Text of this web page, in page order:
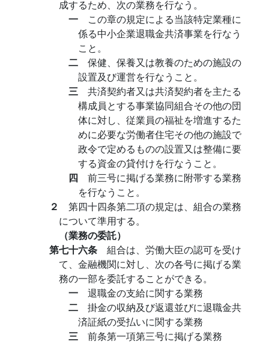
成するため、次の業務を行なう。
一 この章の規定による当該特定業種に
係る中小企業退職金共済事業を行なう
こと。
二 保健、保養又は教養のための施設の
設置及び運営を行なうこと。
三 共済契約者又は共済契約者を主たる
構成員とする事業協同組合その他の団
体に対し、従業員の福祉を増進するた
めに必要な労働者住宅その他の施設で
政令で定めるものの設置又は整備に要
する資金の貸付けを行なうこと。
四 前三号に掲げる業務に附帯する業務
を行なうこと。
２ 第四十四条第二項の規定は、組合の業務
について準用する。
（業務の委託）
第七十六条 組合は、労働大臣の認可を受け
て、金融機関に対し、次の各号に掲げる業
務の一部を委託することができる。
一 退職金の支給に関する業務
二 掛金の収納及び返還並びに退職金共
済証紙の受払いに関する業務
三 前条第一項第三号に掲げる業務